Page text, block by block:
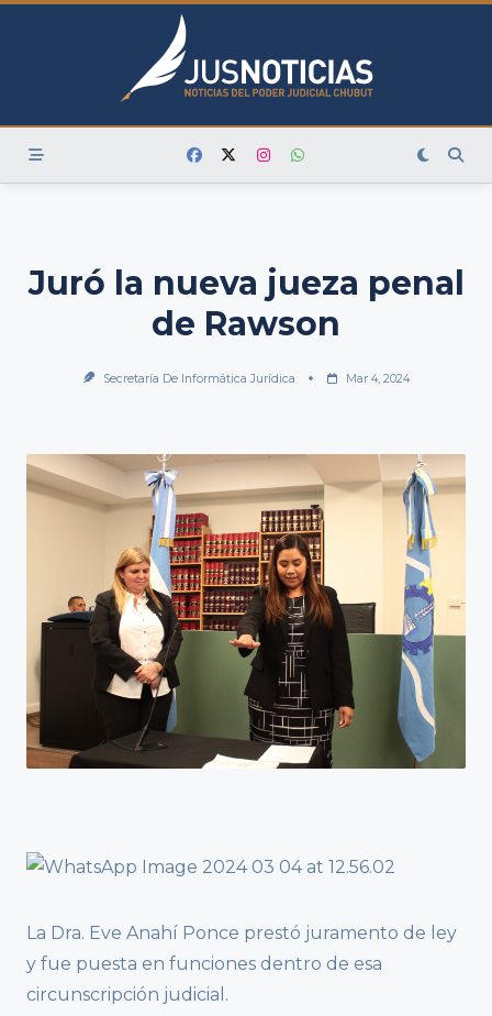
Skip
Juró la nueva jueza penal
de Rawson
Secretaría De Informática Jurídica Mar 4, 2024
La Dra. Eve Anahí Ponce prestó juramento de ley
y fue puesta en funciones dentro de esa
circunscripción judicial.